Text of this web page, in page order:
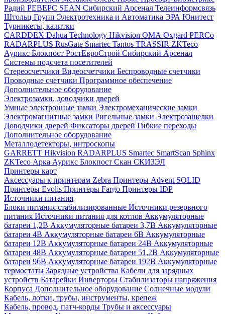
Радий РЕВЕРС SEAN Сибирский Арсенал Телеинформсвязь
Штольц Групп Электротехника и Автоматика ЭРА Юнитест
Турникеты, калитки
CARDDEX Dahua Technology Hikvision ОМА Oxgard PERCo
RADARPLUS RusGate Smartec Tantos TRASSIR ZKTeco
Аурикс Блокпост РостЕвроСтрой Сибирский Арсенал
Системы подсчета посетителей
Стереосчетчики Видеосчетчики Беспроводные счетчики
Проводные счетчики Программное обеспечение
Дополнительное оборудование
Электрозамки, доводчики дверей
Умные электронные замки Электромеханические замки
Электромагнитные замки Ригельные замки Электрозащелки
Доводчики дверей Фиксаторы дверей Гибкие переходы
Дополнительное оборудование
Металлодетекторы, интроскопы
GARRETT Hikvision RADARPLUS Smartec SmartScan Sphinx
ZKTeco Арка Аурикс Блокпост Скан СКИЗЭЛ
Принтеры карт
Аксессуары к принтерам Zebra Принтеры Advent SOLID
Принтеры Evolis Принтеры Fargo Принтеры IDP
Источники питания
Блоки питания стабилизированные Источники резервного
питания Источники питания для котлов Аккумуляторные
батареи 1,2В Аккумуляторные батареи 3,7В Аккумуляторные
батареи 4В Аккумуляторные батареи 6В Аккумуляторные
батареи 12В Аккумуляторные батареи 24В Аккумуляторные
батареи 48В Аккумуляторные батареи 51,2В Аккумуляторные
батареи 96В Аккумуляторные батареи 192В Аккумуляторные
термостаты Зарядные устройства Кабели для зарядных
устройств Батарейки Инверторы Стабилизаторы напряжения
Корпуса Дополнительное оборудование Солнечные модули
Кабель, лотки, трубы, инструменты, крепеж
Кабель, провод, патч-корды Трубы и аксессуары